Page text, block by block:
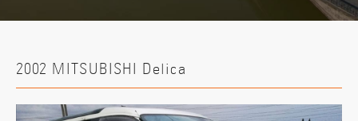
2002 MITSUBISHI Delica